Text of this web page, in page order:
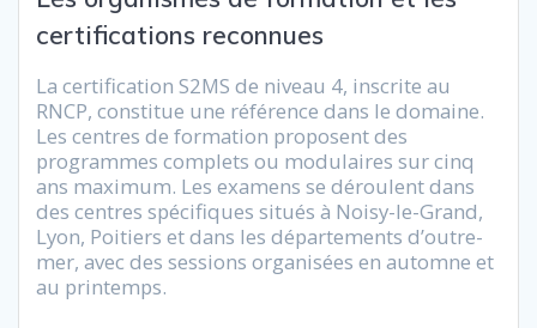
certifications reconnues
La certification S2MS de niveau 4, inscrite au
RNCP, constitue une référence dans le domaine.
Les centres de formation proposent des
programmes complets ou modulaires sur cinq
ans maximum. Les examens se déroulent dans
des centres spécifiques situés à Noisy-le-Grand,
Lyon, Poitiers et dans les départements d’outre-
mer, avec des sessions organisées en automne et
au printemps.